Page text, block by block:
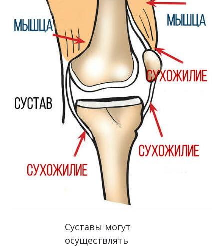
Суставы могут
осуществлять